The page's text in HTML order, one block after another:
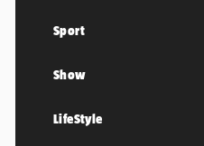
Sport
Show
LifeStyle